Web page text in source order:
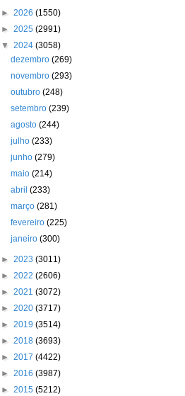
► 2026 (1550)
► 2025 (2991)
▼ 2024 (3058)
dezembro(269)
novembro(293)
outubro(248)
setembro(239)
agosto(244)
julho(233)
junho(279)
maio(214)
abril(233)
março(281)
fevereiro(225)
janeiro(300)
► 2023 (3011)
► 2022 (2606)
► 2021 (3072)
► 2020 (3717)
► 2019 (3514)
► 2018 (3693)
► 2017 (4422)
► 2016 (3987)
► 2015 (5212)